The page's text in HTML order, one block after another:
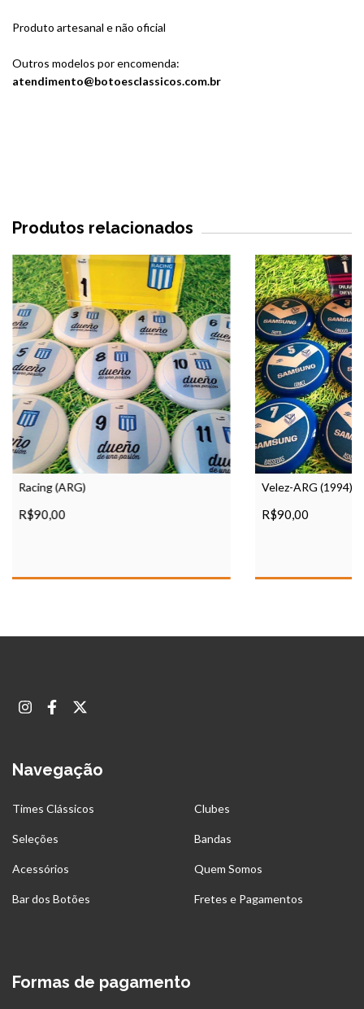
Produto artesanal e não oficial
Outros modelos por encomenda:
atendimento@botoesclassicos.com.br
Produtos relacionados
Racing (ARG)
R$90,00
Velez-ARG (1994)
R$90,00
Navegação
Times Clássicos Clubes
Seleções Bandas
Acessórios Quem Somos
Bar dos Botões Fretes e Pagamentos
Formas de pagamento